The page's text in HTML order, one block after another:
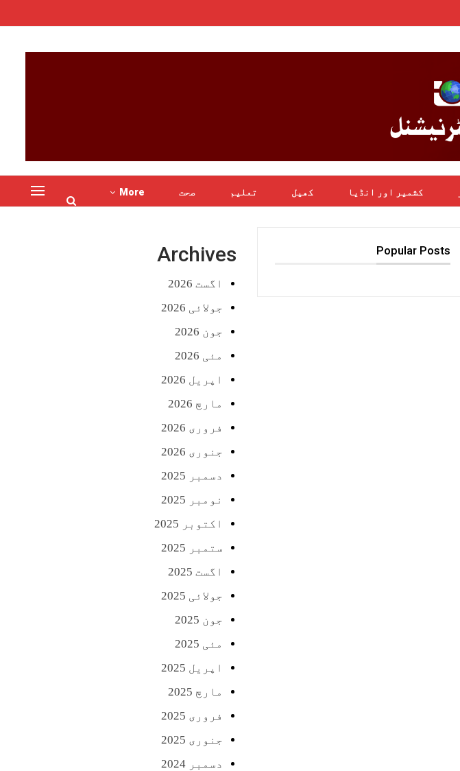
کشمیر اور انڈیا کھیل تعلیم صحت More
Popular Posts
Archives
اگست 2026
جولائی 2026
جون 2026
مئی 2026
اپریل 2026
مارچ 2026
فروری 2026
جنوری 2026
دسمبر 2025
نومبر 2025
اکتوبر 2025
ستمبر 2025
اگست 2025
جولائی 2025
جون 2025
مئی 2025
اپریل 2025
مارچ 2025
فروری 2025
جنوری 2025
دسمبر 2024